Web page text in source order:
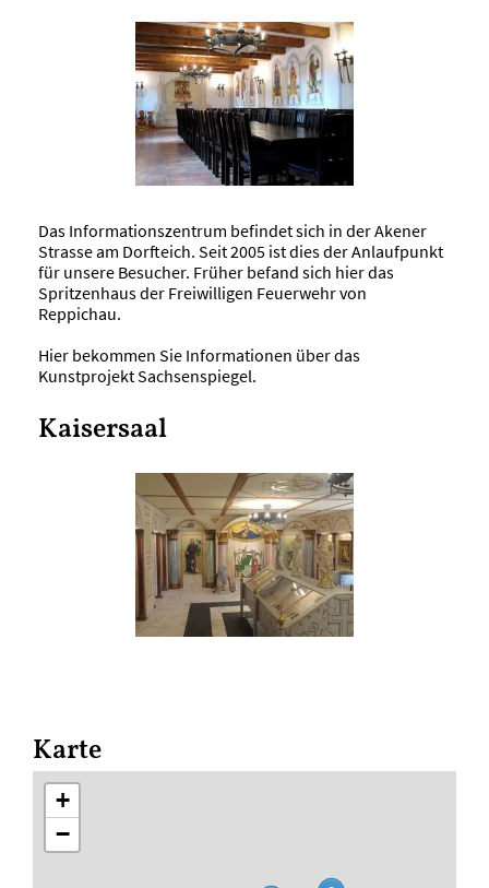
Das Informationszentrum befindet sich in der Akener
Strasse am Dorfteich. Seit 2005 ist dies der Anlaufpunkt
für unsere Besucher. Früher befand sich hier das
Spritzenhaus der Freiwilligen Feuerwehr von
Reppichau.
Hier bekommen Sie Informationen über das
Kunstprojekt Sachsenspiegel.
Kaisersaal
Karte
+
−